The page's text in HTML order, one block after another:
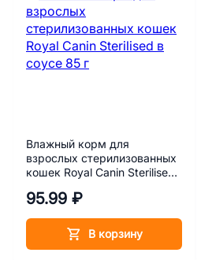
Влажный корм для
взрослых стерилизованных
кошек Royal Canin Sterilised
95.99 ₽
В корзину